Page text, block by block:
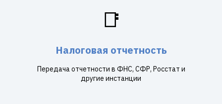
📑
Налоговая отчетность
Передача отчетности в ФНС, СФР, Росстат и
другие инстанции